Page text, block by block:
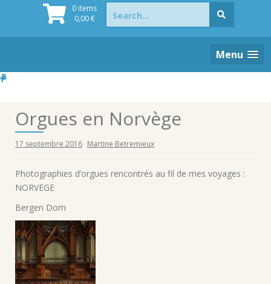
0 items
0,00€
Search
for:
Menu
Orgues en Norvège
17 septembre 2016 Martine Betremieux
Photographies d’orgues rencontrés au fil de mes voyages :
NORVEGE
Bergen Dom